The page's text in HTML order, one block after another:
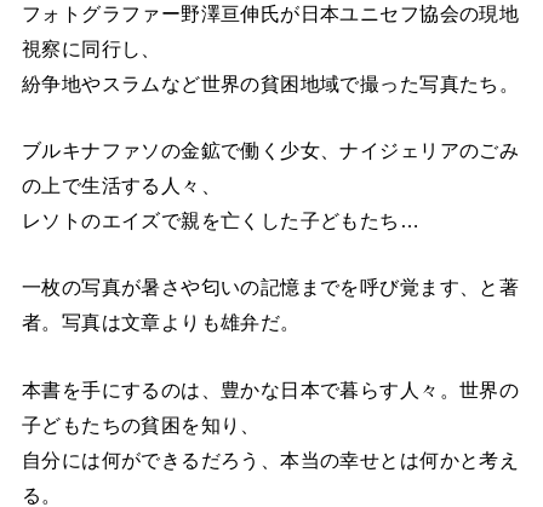
フォトグラファー野澤亘伸氏が日本ユニセフ協会の現地
視察に同行し、
紛争地やスラムなど世界の貧困地域で撮った写真たち。
ブルキナファソの金鉱で働く少女、ナイジェリアのごみ
の上で生活する人々、
レソトのエイズで親を亡くした子どもたち…
一枚の写真が暑さや匂いの記憶までを呼び覚ます、と著
者。写真は文章よりも雄弁だ。
本書を手にするのは、豊かな日本で暮らす人々。世界の
子どもたちの貧困を知り、
自分には何ができるだろう、本当の幸せとは何かと考え
る。